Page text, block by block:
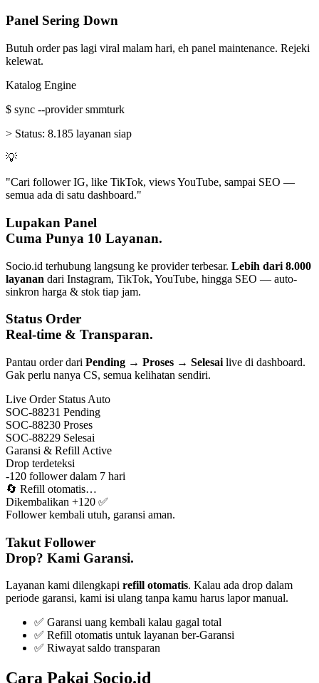
Panel Sering Down
Butuh order pas lagi viral malam hari, eh panel maintenance. Rejeki
kelewat.
Katalog Engine
$ sync --provider smmturk
> Status: 8.185 layanan siap
💡
"Cari follower IG, like TikTok, views YouTube, sampai SEO —
semua ada di satu dashboard."
Lupakan Panel
Cuma Punya 10 Layanan.
Socio.id terhubung langsung ke provider terbesar. Lebih dari 8.000
layanan dari Instagram, TikTok, YouTube, hingga SEO — auto-
sinkron harga & stok tiap jam.
Status Order
Real-time & Transparan.
Pantau order dari Pending → Proses → Selesai live di dashboard.
Gak perlu nanya CS, semua kelihatan sendiri.
Live Order Status Auto
SOC-88231 Pending
SOC-88230 Proses
SOC-88229 Selesai
Garansi & Refill Active
Drop terdeteksi
-120 follower dalam 7 hari
🔄 Refill otomatis…
Dikembalikan +120 ✅
Follower kembali utuh, garansi aman.
Takut Follower
Drop? Kami Garansi.
Layanan kami dilengkapi refill otomatis. Kalau ada drop dalam
periode garansi, kami isi ulang tanpa kamu harus lapor manual.
✅ Garansi uang kembali kalau gagal total
✅ Refill otomatis untuk layanan ber-Garansi
✅ Riwayat saldo transparan
Cara Pakai Socio.id